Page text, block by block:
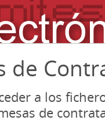
de
a los
de